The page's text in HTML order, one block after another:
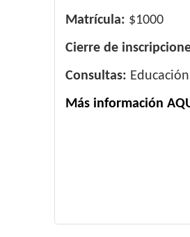
Matrícula: $1000
Cierre de
Consultas:
Más información